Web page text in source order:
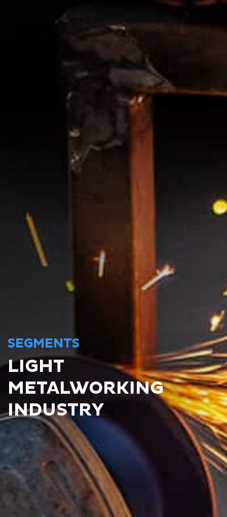
SEGMENTS
LIGHT
METALWORKING
INDUSTRY